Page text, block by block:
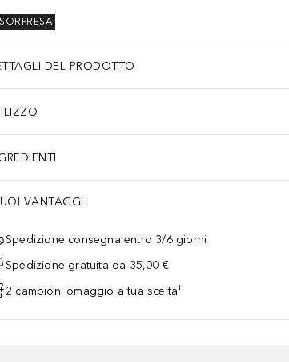
SORPRESA
DEL PRODOTTO
VANTAGGI
Spedizione consegna entro 3/6 giorni
Spedizione gratuita da 35,00 €
2 campioni omaggio a tua scelta¹